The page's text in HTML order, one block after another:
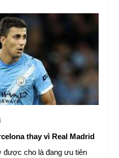
thay vì Real Madrid
được cho là đang ưu tiên